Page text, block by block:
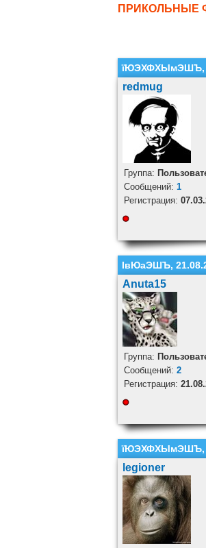
ПРИКОЛЬНЫЕ
їЮЭХФХЫмЭШЪ,
redmug
Группа:
Cообщений: 1
Регистрация:
ІвЮаЭШЪ,
Anuta15
Группа:
Cообщений: 2
Регистрация:
їЮЭХФХЫмЭШЪ,
legioner